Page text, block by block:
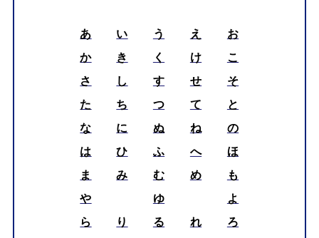
あ い う え
お
か
き く け
こ
さ
し す せ
そ
た
ち つ て
と
な
に ぬ ね
の
は
ひ ふ へ
ほ
ま
み む め
も
や
ゆ
よ
ら
り る れ
ろ